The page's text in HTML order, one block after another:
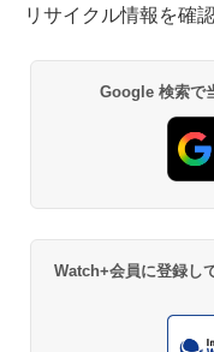
リサイクル情報を確
Google 検索で
Watch+会員に登録し